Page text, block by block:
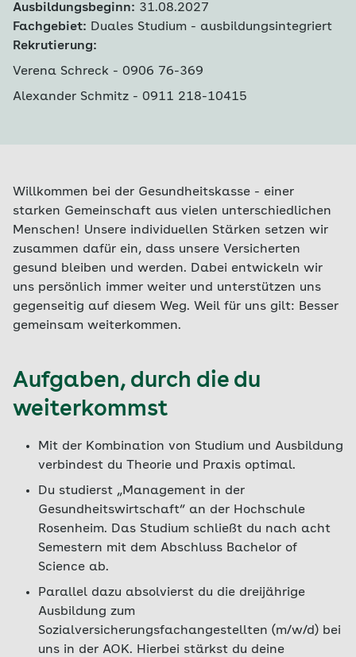
Ausbildungsbeginn: 31.08.2027
Fachgebiet: Duales Studium - ausbildungsintegriert
Rekrutierung:
Verena Schreck - 0906 76-369
Alexander Schmitz - 0911 218-10415
Willkommen bei der Gesundheitskasse - einer
starken Gemeinschaft aus vielen unterschiedlichen
Menschen! Unsere individuellen Stärken setzen wir
zusammen dafür ein, dass unsere Versicherten
gesund bleiben und werden. Dabei entwickeln wir
uns persönlich immer weiter und unterstützen uns
gegenseitig auf diesem Weg. Weil für uns gilt: Besser
gemeinsam weiterkommen.
Aufgaben, durch die du
weiterkommst
Mit der Kombination von Studium und Ausbildung
verbindest du Theorie und Praxis optimal.
Du studierst „Management in der
Gesundheitswirtschaft“ an der Hochschule
Rosenheim. Das Studium schließt du nach acht
Semestern mit dem Abschluss Bachelor of
Science ab.
Parallel dazu absolvierst du die dreijährige
Ausbildung zum
Sozialversicherungsfachangestellten (m/w/d) bei
uns in der AOK. Hierbei stärkst du deine